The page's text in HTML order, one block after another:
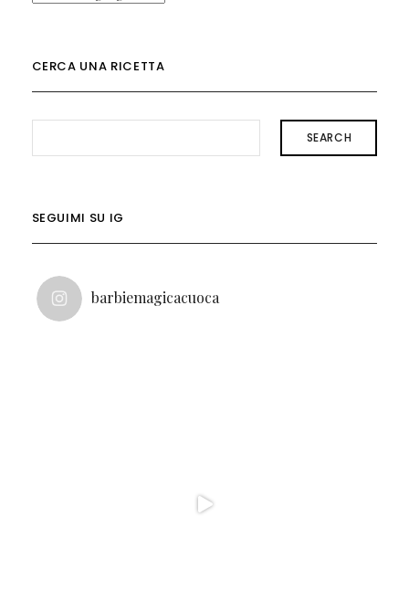
CERCA UNA RICETTA
SEARCH
SEGUIMI SU IG
barbiemagicacuoca